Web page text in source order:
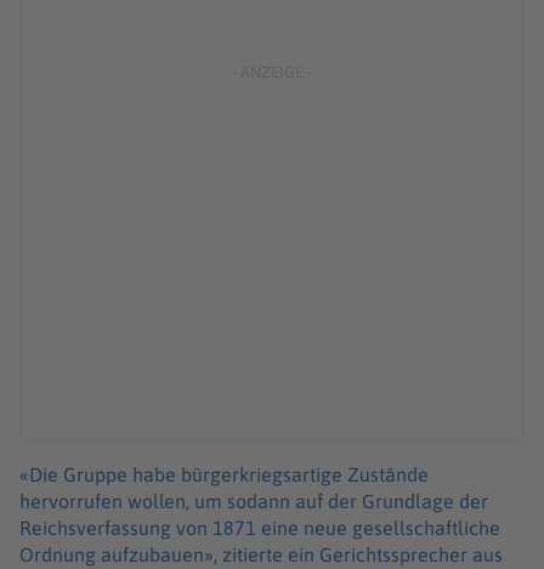
«Die Gruppe habe bürgerkriegsartige Zustände
hervorrufen wollen, um sodann auf der Grundlage der
Reichsverfassung von 1871 eine neue gesellschaftliche
Ordnung aufzubauen», zitierte ein Gerichtssprecher aus